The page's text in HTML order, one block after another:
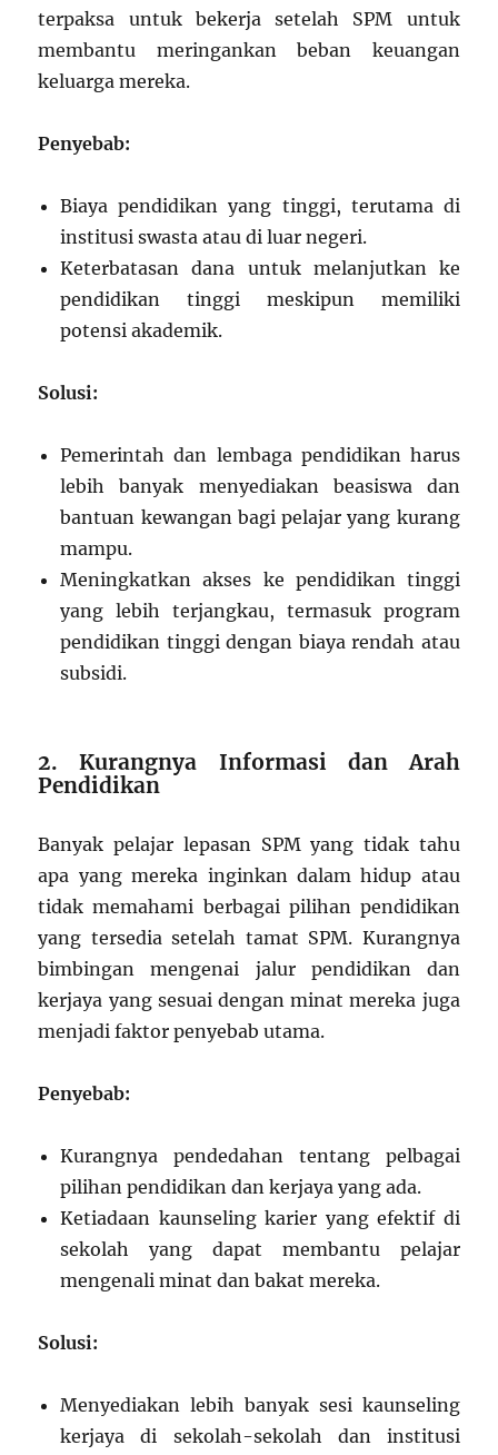
terpaksa untuk bekerja setelah SPM untuk
membantu meringankan beban keuangan
keluarga mereka.
Penyebab:
Biaya pendidikan yang tinggi, terutama di
institusi swasta atau di luar negeri.
Keterbatasan dana untuk melanjutkan ke
pendidikan tinggi meskipun memiliki
potensi akademik.
Solusi:
Pemerintah dan lembaga pendidikan harus
lebih banyak menyediakan beasiswa dan
bantuan kewangan bagi pelajar yang kurang
mampu.
Meningkatkan akses ke pendidikan tinggi
yang lebih terjangkau, termasuk program
pendidikan tinggi dengan biaya rendah atau
subsidi.
2. Kurangnya Informasi dan Arah
Pendidikan
Banyak pelajar lepasan SPM yang tidak tahu
apa yang mereka inginkan dalam hidup atau
tidak memahami berbagai pilihan pendidikan
yang tersedia setelah tamat SPM. Kurangnya
bimbingan mengenai jalur pendidikan dan
kerjaya yang sesuai dengan minat mereka juga
menjadi faktor penyebab utama.
Penyebab:
Kurangnya pendedahan tentang pelbagai
pilihan pendidikan dan kerjaya yang ada.
Ketiadaan kaunseling karier yang efektif di
sekolah yang dapat membantu pelajar
mengenali minat dan bakat mereka.
Solusi:
Menyediakan lebih banyak sesi kaunseling
kerjaya di sekolah-sekolah dan institusi